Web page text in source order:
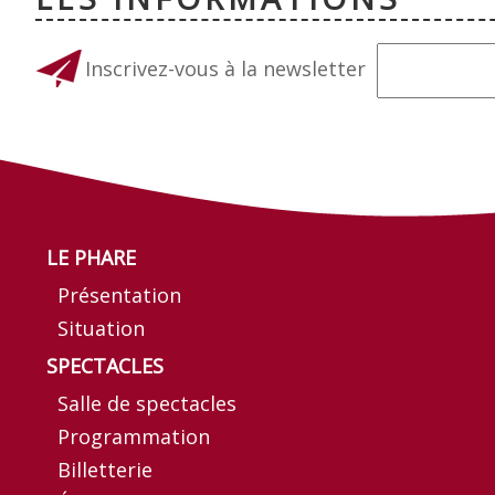
Inscrivez-vous à la newsletter
LE PHARE
Présentation
Situation
SPECTACLES
Salle de spectacles
Programmation
Billetterie